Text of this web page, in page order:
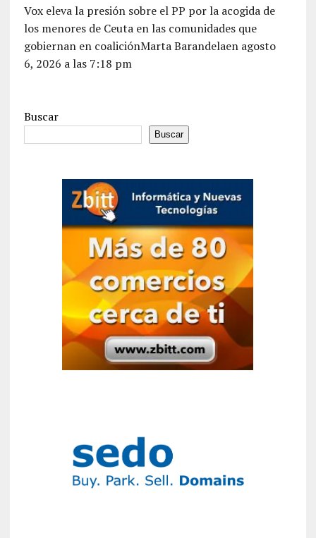
Vox eleva la presión sobre el PP por la acogida de
los menores de Ceuta en las comunidades que
gobiernan en coaliciónMarta Barandelaen agosto
6, 2026 a las 7:18 pm
Buscar
Buscar